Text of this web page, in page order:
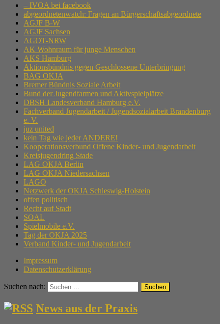
– IVOA bei facebook
abgeordnetenwatch: Fragen an Bürgerschaftsabgeordnete
AGJF B-W
AGJF Sachsen
AGOT-NRW
AK Wohnraum für junge Menschen
AKS Hamburg
Aktionsbündnis gegen Geschlossene Unterbringung
BAG OKJA
Bremer Bündnis Soziale Arbeit
Bund der Jugendfarmen und Aktivspielplätze
DBSH Landesverband Hamburg e.V.
Fachverband Jugendarbeit / Jugendsozialarbeit Brandenburg
e. V.
juz united
kein Tag wie jeder ANDERE!
Kooperationsverbund Offene Kinder- und Jugendarbeit
Kreisjugendring Stade
LAG OKJA Berlin
LAG OKJA Niedersachsen
LAGO
Netzwerk der OKJA Schleswig-Holstein
offen politisch
Recht auf Stadt
SOAL
Spielmobile e.V.
Tag der OKJA 2025
Verband Kinder- und Jugendarbeit
Impressum
Datenschutzerklärung
Suchen nach:
News aus der Praxis